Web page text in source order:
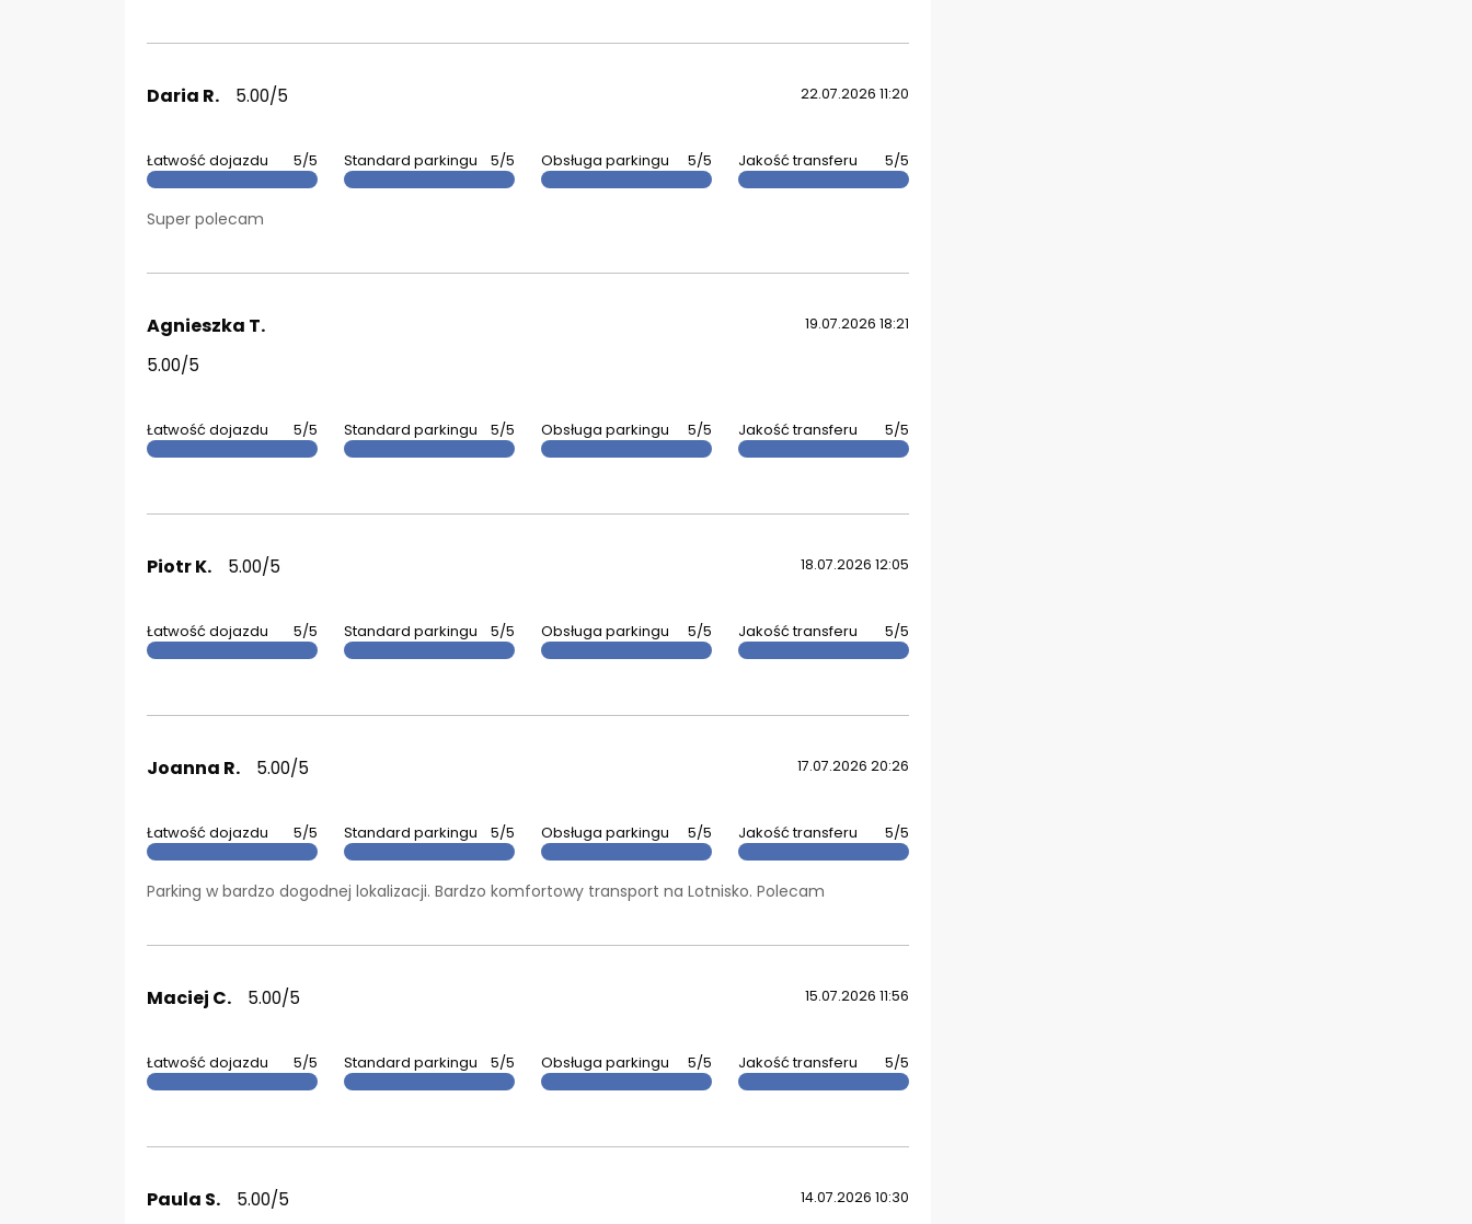
Daria R. 5.00/5 22.07.2026 11:20
Łatwość dojazdu 5/5 Standard parkingu 5/5 Obsługa parkingu 5/5 Jakość transferu 5/5
Super polecam
Agnieszka T.
5.00/5
19.07.2026 18:21
Łatwość dojazdu 5/5 Standard parkingu 5/5 Obsługa parkingu 5/5 Jakość transferu 5/5
Piotr K. 5.00/5 18.07.2026 12:05
Łatwość dojazdu 5/5 Standard parkingu 5/5 Obsługa parkingu 5/5 Jakość transferu 5/5
Joanna R. 5.00/5 17.07.2026 20:26
Łatwość dojazdu 5/5 Standard parkingu 5/5 Obsługa parkingu 5/5 Jakość transferu 5/5
Parking w bardzo dogodnej lokalizacji. Bardzo komfortowy transport na Lotnisko. Polecam
Maciej C. 5.00/5 15.07.2026 11:56
Łatwość dojazdu 5/5 Standard parkingu 5/5 Obsługa parkingu 5/5 Jakość transferu 5/5
Paula S. 5.00/5 14.07.2026 10:30